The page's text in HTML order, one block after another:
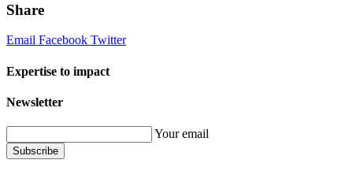
Share
Email Facebook Twitter
Expertise to impact
Newsletter
Your email
Subscribe